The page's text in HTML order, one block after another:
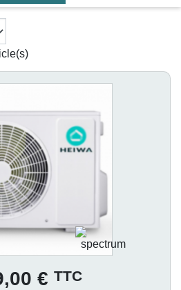
€ TTC